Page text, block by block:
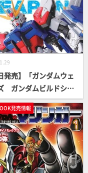
」【特撮デザイン画
発売】「ガンダムウェ
ガンダムビルドシリ
ストセレクション」
ダムビルド】
発売情報